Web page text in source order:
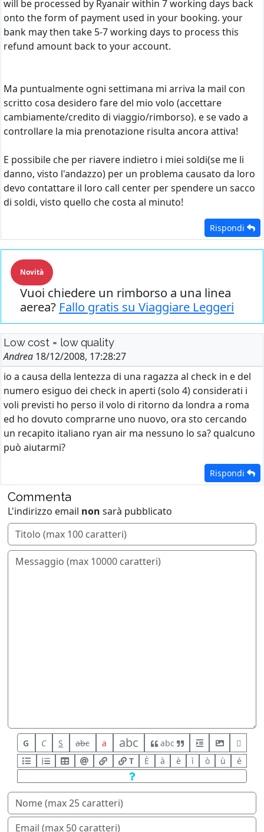
will be processed by Ryanair within 7 working days back
onto the form of payment used in your booking. your
bank may then take 5-7 working days to process this
refund amount back to your account.
Ma puntualmente ogni settimana mi arriva la mail con
scritto cosa desidero fare del mio volo (accettare
cambiamente/credito di viaggio/rimborso). e se vado a
controllare la mia prenotazione risulta ancora attiva!
E possibile che per riavere indietro i miei soldi(se me li
danno, visto l'andazzo) per un problema causato da loro
devo contattare il loro call center per spendere un sacco
di soldi, visto quello che costa al minuto!
Rispondi
Novità
Vuoi chiedere un rimborso a una linea
aerea? Fallo gratis su Viaggiare Leggeri
Low cost = low quality
Andrea 18/12/2008, 17:28:27
io a causa della lentezza di una ragazza al check in e del
numero esiguo dei check in aperti (solo 4) considerati i
voli previsti ho perso il volo di ritorno da londra a roma
ed ho dovuto comprarne uno nuovo, ora sto cercando
un recapito italiano ryan air ma nessuno lo sa? qualcuno
può aiutarmi?
Rispondi
Commenta
L'indirizzo email non sarà pubblicato
G C S abc a abc
abc
T
È à è ì ò ù é